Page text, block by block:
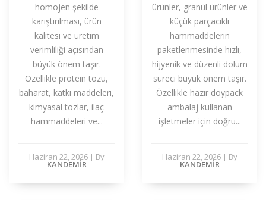
ürünler, granül ürünler ve
küçük parçacıklı
hammaddelerin
paketlenmesinde hızlı,
hijyenik ve düzenli dolum
süreci büyük önem taşır.
Özellikle hazır doypack
ambalaj kullanan
işletmeler için doğru...
Haziran 22, 2026 | By
KANDEMIR
homojen şekilde
karıştırılması, ürün
kalitesi ve üretim
verimliliği açısından
büyük önem taşır.
Özellikle protein tozu,
baharat, katkı maddeleri,
kimyasal tozlar, ilaç
hammaddeleri ve...
Haziran 22, 2026 | By
KANDEMIR